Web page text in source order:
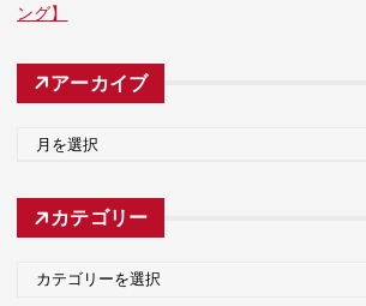
ング】
アーカイブ
カ
カテゴリー